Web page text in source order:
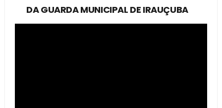
DA GUARDA MUNICIPAL DE IRAUÇUBA